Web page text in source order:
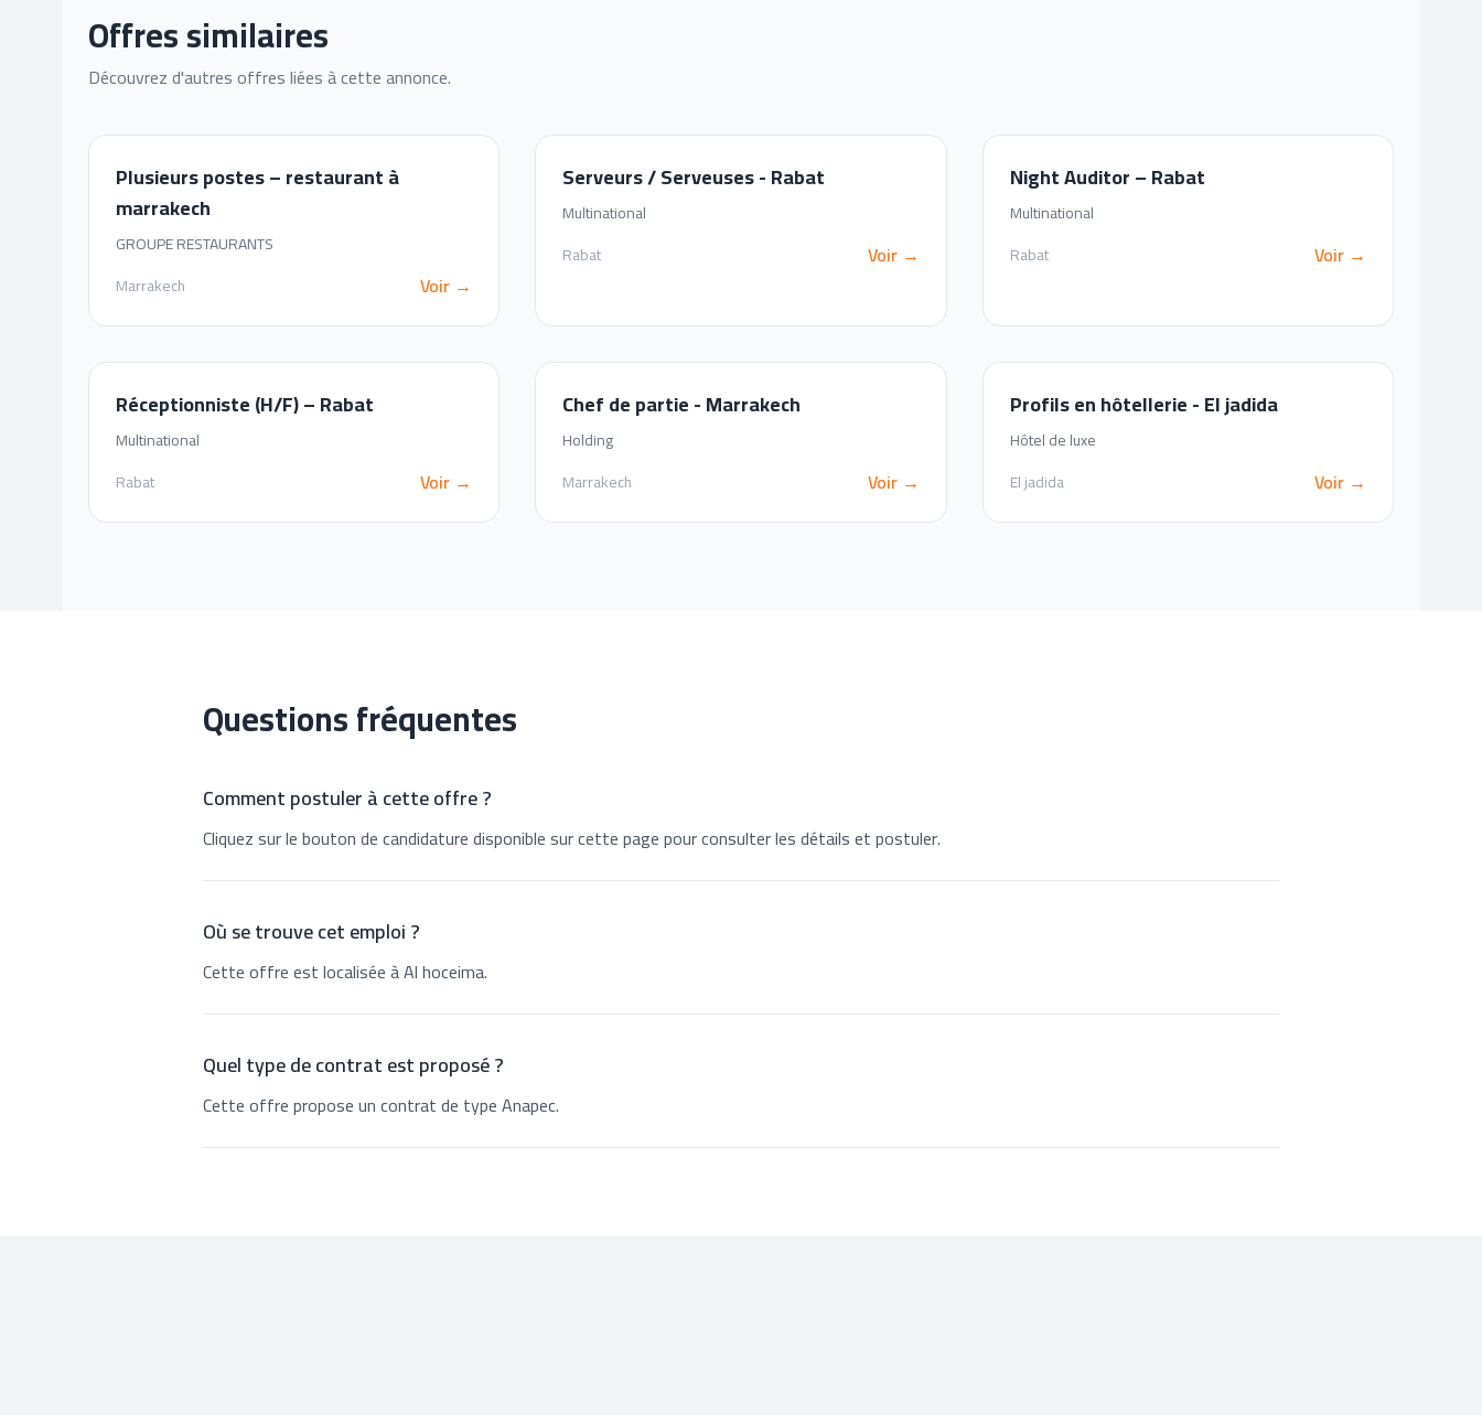
Offres similaires
Découvrez d'autres offres liées à cette annonce.
Plusieurs postes – restaurant à
marrakech
GROUPE RESTAURANTS
Marrakech
Voir →
Serveurs / Serveuses - Rabat
Multinational
Rabat
Voir →
Night Auditor – Rabat
Multinational
Rabat
Voir →
Réceptionniste (H/F) – Rabat
Multinational
Rabat
Voir →
Chef de partie - Marrakech
Holding
Marrakech
Voir →
Profils en hôtellerie - El jadida
Hôtel de luxe
El jadida
Voir →
Questions fréquentes
Comment postuler à cette offre ?
Cliquez sur le bouton de candidature disponible sur cette page pour consulter les détails et postuler.
Où se trouve cet emploi ?
Cette offre est localisée à Al hoceima.
Quel type de contrat est proposé ?
Cette offre propose un contrat de type Anapec.